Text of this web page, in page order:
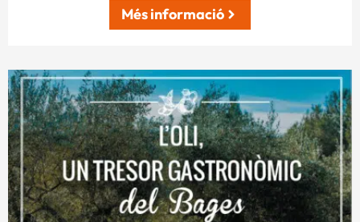
Més informació